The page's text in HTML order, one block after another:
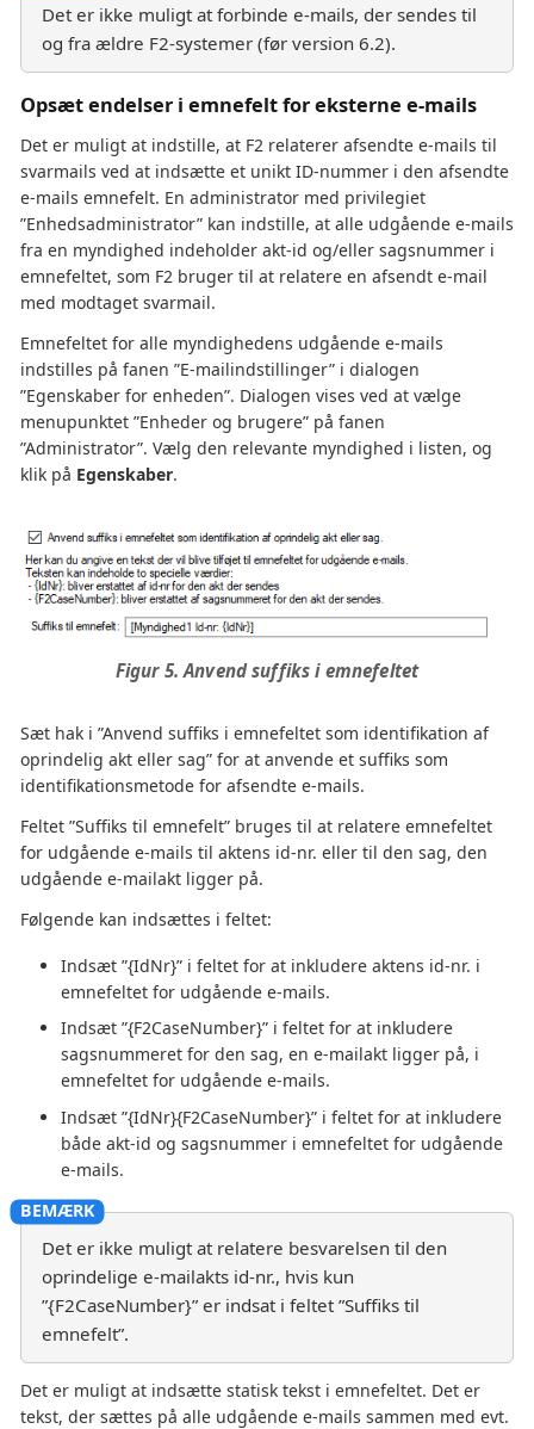
Det er ikke muligt at forbinde e-mails, der sendes til
og fra ældre F2-systemer (før version 6.2).
Opsæt endelser i emnefelt for eksterne e-mails
Det er muligt at indstille, at F2 relaterer afsendte e-mails til
svarmails ved at indsætte et unikt ID-nummer i den afsendte
e-mails emnefelt. En administrator med privilegiet
”Enhedsadministrator” kan indstille, at alle udgående e-mails
fra en myndighed indeholder akt-id og/eller sagsnummer i
emnefeltet, som F2 bruger til at relatere en afsendt e-mail
med modtaget svarmail.
Emnefeltet for alle myndighedens udgående e-mails
indstilles på fanen ”E-mailindstillinger” i dialogen
”Egenskaber for enheden”. Dialogen vises ved at vælge
menupunktet ”Enheder og brugere” på fanen
”Administrator”. Vælg den relevante myndighed i listen, og
klik på Egenskaber.
Figur 5. Anvend suffiks i emnefeltet
Sæt hak i ”Anvend suffiks i emnefeltet som identifikation af
oprindelig akt eller sag” for at anvende et suffiks som
identifikationsmetode for afsendte e-mails.
Feltet ”Suffiks til emnefelt” bruges til at relatere emnefeltet
for udgående e-mails til aktens id-nr. eller til den sag, den
udgående e-mailakt ligger på.
Følgende kan indsættes i feltet:
Indsæt ”{IdNr}” i feltet for at inkludere aktens id-nr. i
emnefeltet for udgående e-mails.
Indsæt ”{F2CaseNumber}” i feltet for at inkludere
sagsnummeret for den sag, en e-mailakt ligger på, i
emnefeltet for udgående e-mails.
Indsæt ”{IdNr}{F2CaseNumber}” i feltet for at inkludere
både akt-id og sagsnummer i emnefeltet for udgående
e-mails.
Det er ikke muligt at relatere besvarelsen til den
oprindelige e-mailakts id-nr., hvis kun
”{F2CaseNumber}” er indsat i feltet ”Suffiks til
emnefelt”.
Det er muligt at indsætte statisk tekst i emnefeltet. Det er
tekst, der sættes på alle udgående e-mails sammen med evt.